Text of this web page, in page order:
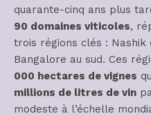
quarante-cinq ans plus
90 domaines viticoles,
trois régions clés : Nashik
Bangalore au sud. Ces
000 hectares de vignes
millions de litres de vin
modeste à l’échelle